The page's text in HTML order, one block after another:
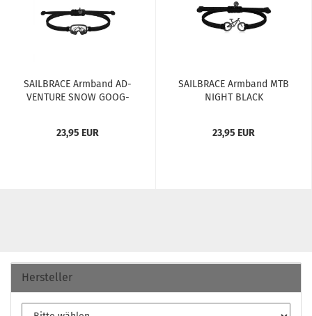
SAILBRACE Arm­band AD­
VEN­TURE SNOW GOOG­
23,95 EUR
SAILBRACE Arm­band MTB
NIGHT BLACK
23,95 EUR
Hersteller